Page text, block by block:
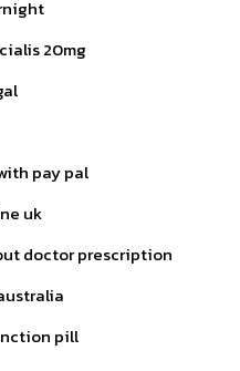
20mg
pay pal
uk
doctor prescription
pill